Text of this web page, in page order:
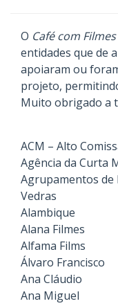
O Café com Filmes
entidades que de
apoiaram ou
projeto,
Muito obrigado a
ACM – Alto
Agência da Curta
Agrupamentos de
Vedras
Alambique
Alana Filmes
Alfama Films
Álvaro Francisco
Ana Cláudio
Ana Miguel